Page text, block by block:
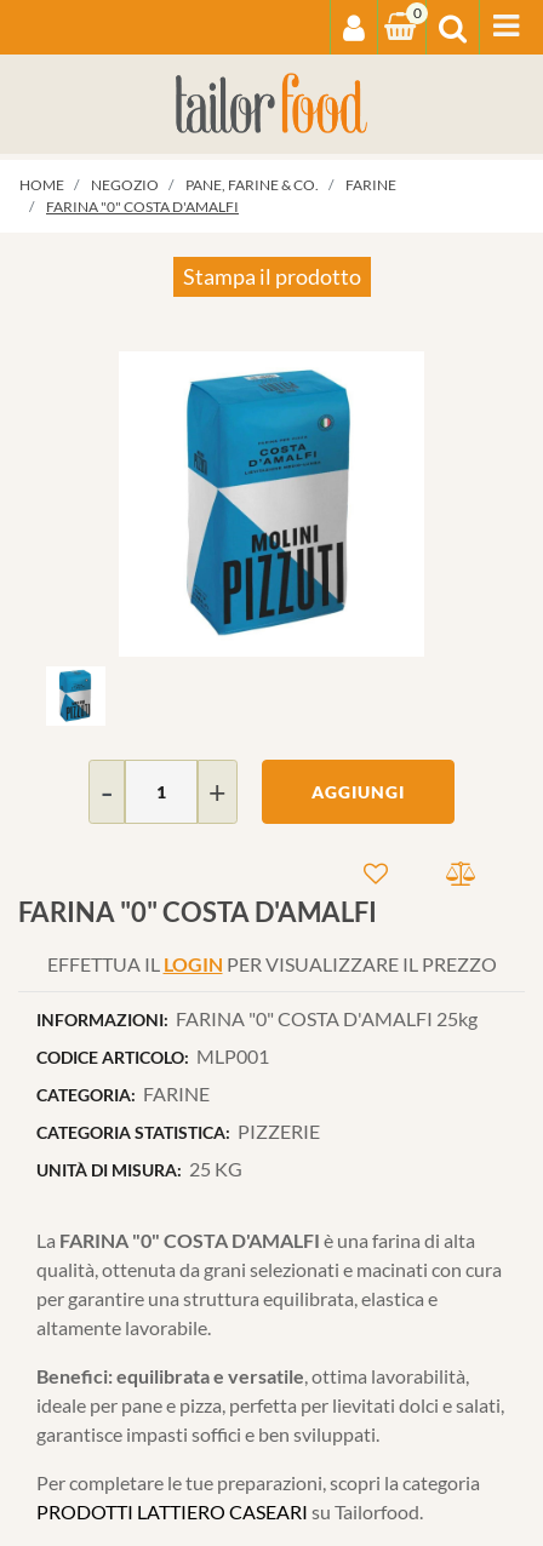
0
HOME NEGOZIO PANE, FARINE & CO.
FARINE
FARINA "0" COSTA D'AMALFI
Stampa il prodotto
AGGIUNGI
FARINA "0" COSTA D'AMALFI
EFFETTUA IL LOGIN PER VISUALIZZARE IL PREZZO
INFORMAZIONI: FARINA "0" COSTA D'AMALFI 25kg
CODICE ARTICOLO: MLP001
CATEGORIA: FARINE
CATEGORIA STATISTICA: PIZZERIE
UNITÀ DI MISURA: 25 KG
La FARINA "0" COSTA D'AMALFI è una farina di alta
qualità, ottenuta da grani selezionati e macinati con cura
per garantire una struttura equilibrata, elastica e
altamente lavorabile.
Benefici:equilibrata e versatile, ottima lavorabilità,
ideale per pane e pizza, perfetta per lievitati dolci e salati,
garantisce impasti soffici e ben sviluppati.
Per completare le tue preparazioni, scopri la categoria
PRODOTTI LATTIERO CASEARI su Tailorfood.